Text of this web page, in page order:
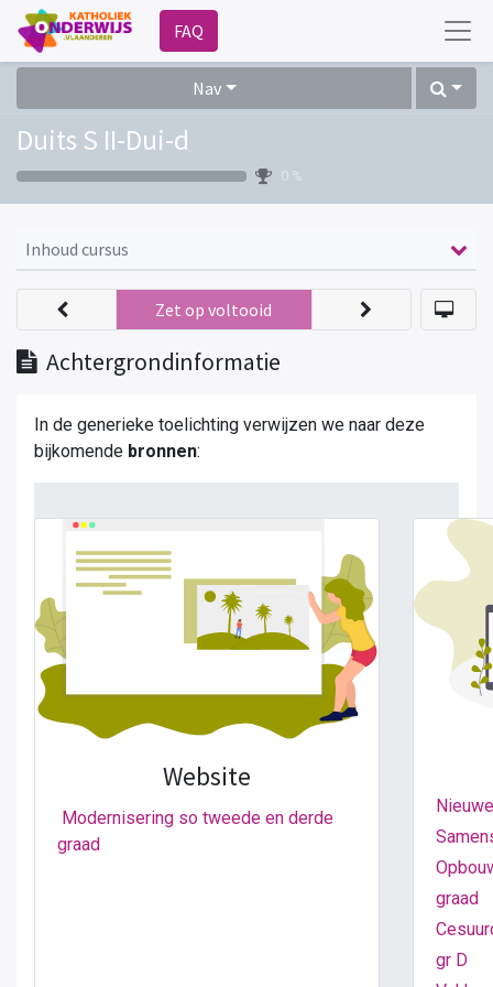
FAQ
Nav
Duits S II-Dui-d
0 %
Inhoud cursus
Achtergrondinformatie
Zet op voltooid
In de generieke toelichting verwijzen we naar deze
bijkomende bronnen:
Website
Modernisering so tweede en derde
graad
graad
gr D